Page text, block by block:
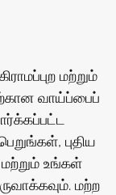
மற்றும்
வாய்ப்பைப்
புதிய
உங்கள்
மற்ற